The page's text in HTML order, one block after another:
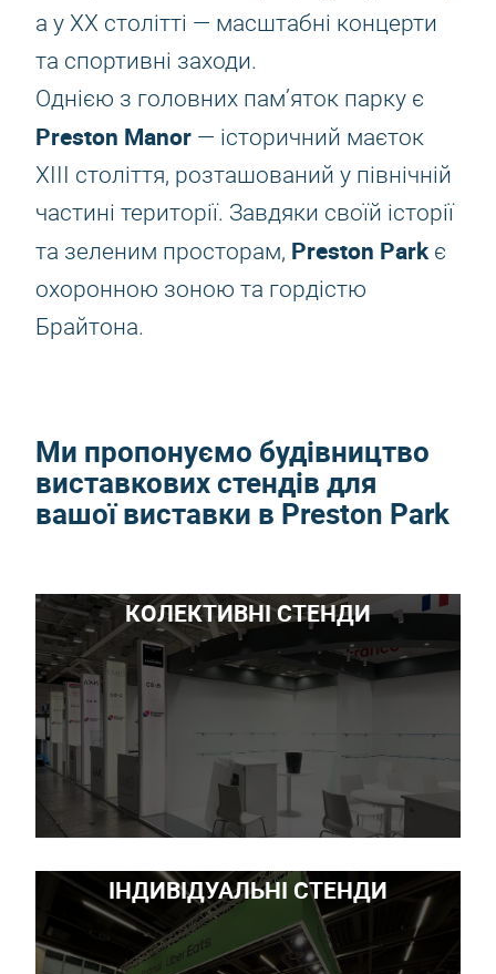
а у XX столітті — масштабні концерти
та спортивні заходи.
Однією з головних пам’яток парку є
Preston Manor — історичний маєток
XIII століття, розташований у північній
частині території. Завдяки своїй історії
та зеленим просторам, Preston Parkє
охоронною зоною та гордістю
Брайтона.
Ми пропонуємо будівництво
виставкових стендів для
вашої виставки в Preston Park
КОЛЕКТИВНІ СТЕНДИ
ІНДИВІДУАЛЬНІ СТЕНДИ